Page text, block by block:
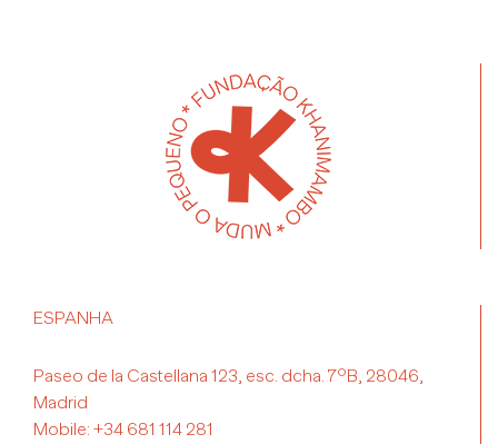
ESPANHA
Paseo de la Castellana 123, esc. dcha. 7ºB, 28046,
Madrid
Mobile: +34 681 114 281